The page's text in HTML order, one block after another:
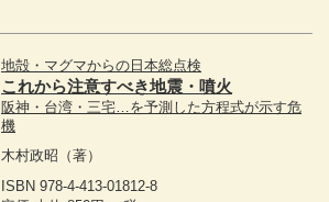
地殻・マグマからの日本総点検
これから注意すべき地震・噴火
阪神・台湾・三宅…を予測した方程式が示す危
機
木村政昭 （著）
ISBN 978-4-413-01812-8